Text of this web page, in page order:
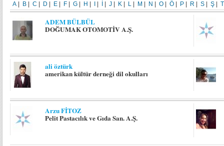
A B C D E F G H J K L M N O Ö P R S Ş T
ADEM BÜLBÜL
DOĞUMAK OTOMOTİV A.Ş.
ali öztürk
amerikan kültür derneği dil okulları
Arzu FİTOZ
Pelit Pastacılık ve Gıda San. A.Ş.